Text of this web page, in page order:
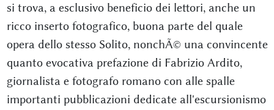
si trova, a esclusivo beneficio dei lettori, anche un
ricco inserto fotografico, buona parte del quale
opera dello stesso Solito, nonchÃ© una convincente
quanto evocativa prefazione di Fabrizio Ardito,
giornalista e fotografo romano con alle spalle
importanti pubblicazioni dedicate all'escursionismo